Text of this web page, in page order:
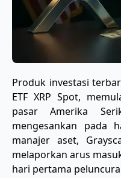
Produk investasi
ETF XRP Spot,
pasar Amerika
mengesankan pada
manajer aset,
melaporkan arus
hari pertama